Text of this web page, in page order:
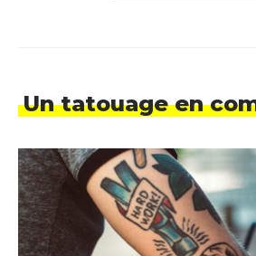
Un tatouage en